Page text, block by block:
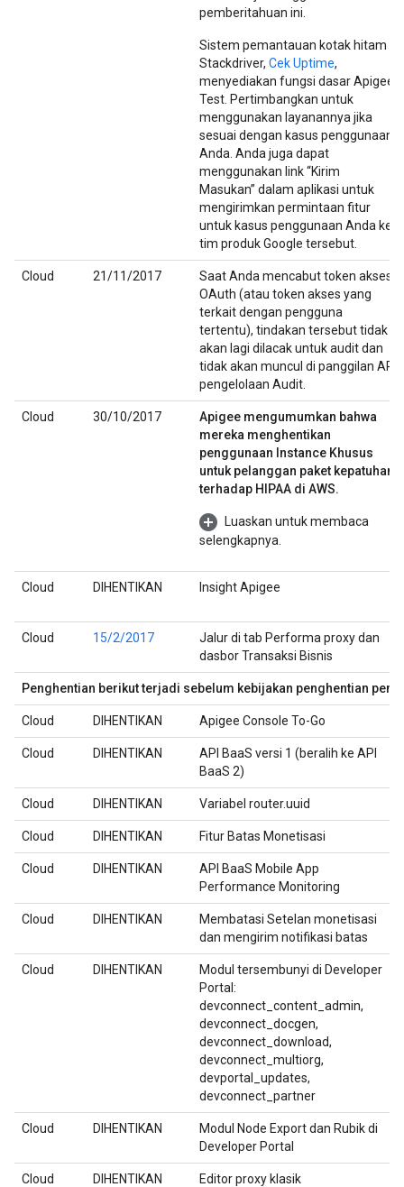
pemberitahuan ini.
Sistem pemantauan kotak hitam
Stackdriver, Cek Uptime,
menyediakan fungsi dasar Apigee
Test. Pertimbangkan untuk
menggunakan layanannya jika
sesuai dengan kasus penggunaan
Anda. Anda juga dapat
menggunakan link “Kirim
Masukan” dalam aplikasi untuk
mengirimkan permintaan fitur
untuk kasus penggunaan Anda ke
tim produk Google tersebut.
Cloud 21/11/2017
Saat Anda mencabut token akses
OAuth (atau token akses yang
terkait dengan pengguna
tertentu), tindakan tersebut tidak
akan lagi dilacak untuk audit dan
tidak akan muncul di panggilan API
pengelolaan Audit.
Cloud 30/10/2017
Apigee mengumumkan bahwa
mereka menghentikan
penggunaan Instance Khusus
untuk pelanggan paket kepatuhan
terhadap HIPAA di AWS.
Luaskan untuk membaca
selengkapnya.
Cloud DIHENTIKAN Insight Apigee
Cloud 15/2/2017
Jalur di tab Performa proxy dan
dasbor Transaksi Bisnis
Penghentian berikut terjadi sebelum kebijakan penghentian
Cloud DIHENTIKAN Apigee Console To-Go
Cloud DIHENTIKAN
API BaaS versi 1 (beralih ke API
BaaS 2)
Cloud DIHENTIKAN Variabel router.uuid
Cloud DIHENTIKAN Fitur Batas Monetisasi
Cloud DIHENTIKAN
API BaaS Mobile App
Performance Monitoring
Cloud DIHENTIKAN
Membatasi Setelan monetisasi
dan mengirim notifikasi batas
Cloud DIHENTIKAN
Modul tersembunyi di Developer
Portal:
devconnect_content_admin,
devconnect_docgen,
devconnect_download,
devconnect_multiorg,
devportal_updates,
devconnect_partner
Cloud DIHENTIKAN
Modul Node Export dan Rubik di
Developer Portal
Cloud DIHENTIKAN Editor proxy klasik